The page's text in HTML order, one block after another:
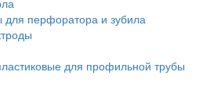
для перфоратора и зубила
для профильной трубы